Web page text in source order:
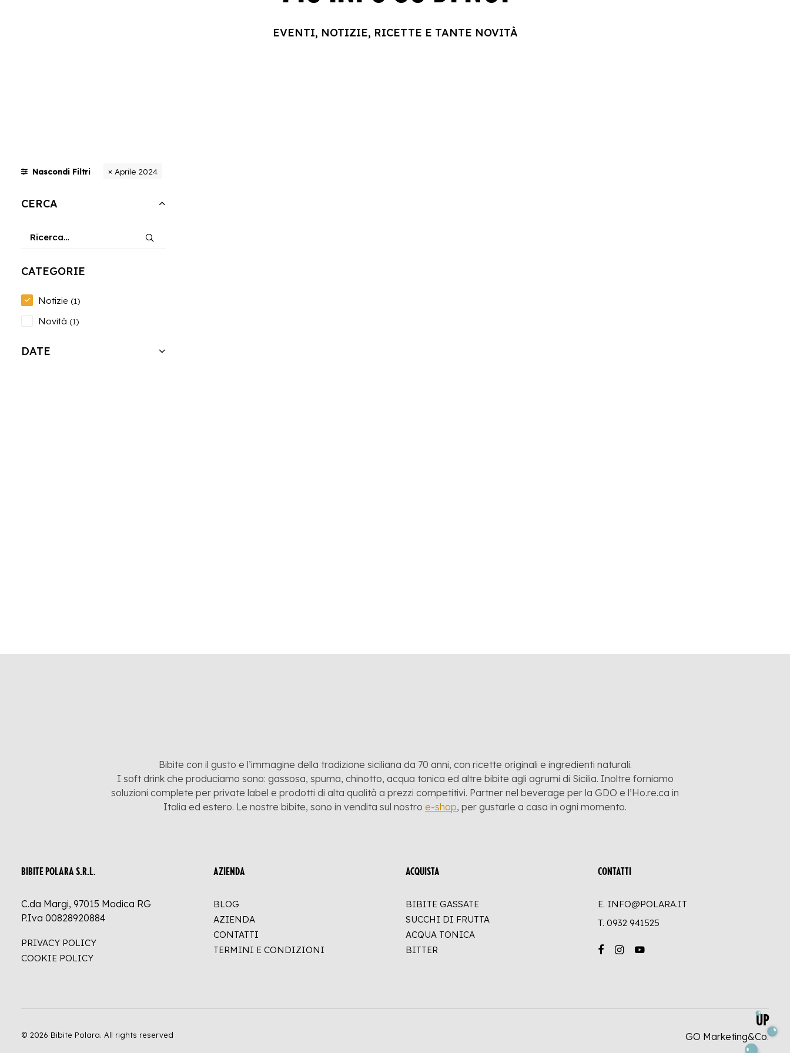
EVENTI, NOTIZIE, RICETTE E TANTE NOVITÀ
Nascondi Filtri Aprile 2024
CERCA
CATEGORIE
Notizie (1)
Novità (1)
DATE
Bibite con il gusto e l’immagine della tradizione siciliana da 70 anni, con ricette originali e ingredienti naturali.
I soft drink che produciamo sono: gassosa, spuma, chinotto, acqua tonica ed altre bibite agli agrumi di Sicilia. Inoltre forniamo
soluzioni complete per private label e prodotti di alta qualità a prezzi competitivi. Partner nel beverage per la GDO e l’Ho.re.ca in
Italia ed estero. Le nostre bibite, sono in vendita sul nostro e-shop, per gustarle a casa in ogni momento.
BIBITE POLARA S.R.L.
C.da Margi, 97015 Modica RG
P.Iva 00828920884
PRIVACY POLICY
COOKIE POLICY
AZIENDA
BLOG
AZIENDA
CONTATTI
TERMINI E CONDIZIONI
ACQUISTA
BIBITE GASSATE
SUCCHI DI FRUTTA
ACQUA TONICA
BITTER
CONTATTI
E. INFO@POLARA.IT
T. 0932 941525
© 2026 Bibite Polara. All rights reserved GO Marketing&Co.
UP